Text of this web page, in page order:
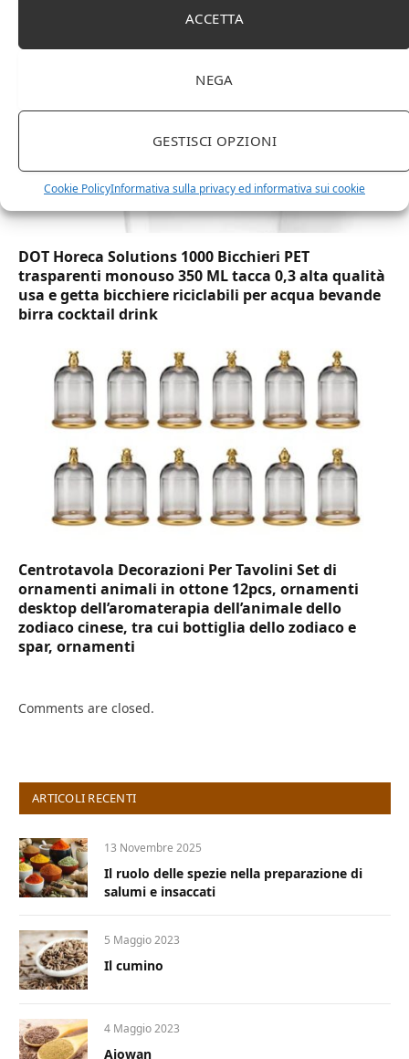
ACCETTA
NEGA
GESTISCI OPZIONI
Cookie PolicyInformativa sulla privacy ed informativa sui cookie
DOT Horeca Solutions 1000 Bicchieri PET
trasparenti monouso 350 ML tacca 0,3 alta qualità
usa e getta bicchiere riciclabili per acqua bevande
birra cocktail drink
Centrotavola Decorazioni Per Tavolini Set di
ornamenti animali in ottone 12pcs, ornamenti
desktop dell’aromaterapia dell’animale dello
zodiaco cinese, tra cui bottiglia dello zodiaco e
spar, ornamenti
Comments are closed.
ARTICOLI RECENTI
13 Novembre 2025
Il ruolo delle spezie nella preparazione di
salumi e insaccati
5 Maggio 2023
Il cumino
4 Maggio 2023
Ajowan